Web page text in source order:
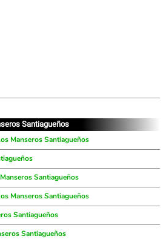
Santiagueños
Manseros Santiagueños
Santiagueños
Manseros Santiagueños
Santiagueños
Santiagueños